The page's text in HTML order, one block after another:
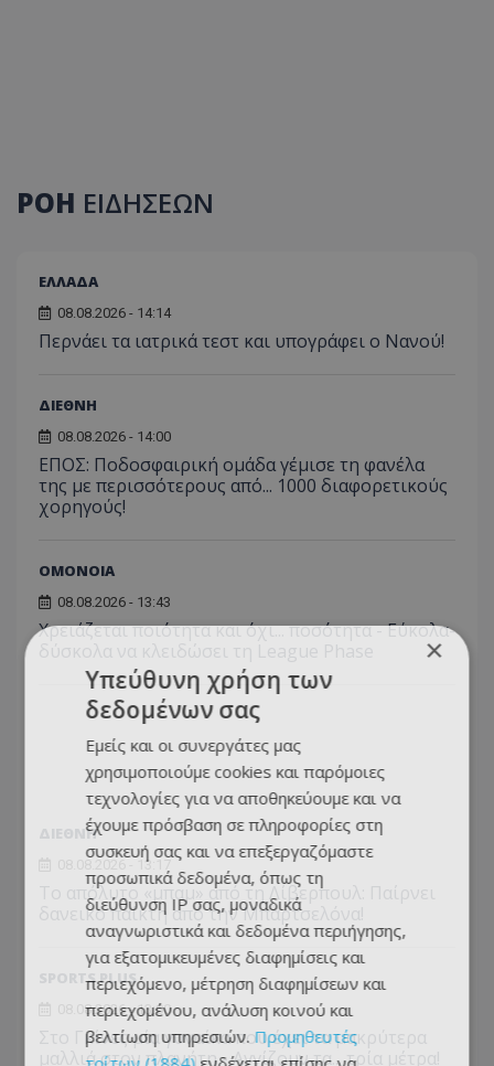
ΡΟΗ ΕΙΔΗΣΕΩΝ
ΕΛΛΑΔΑ
08.08.2026 - 14:14
Περνάει τα ιατρικά τεστ και υπογράφει ο Νανού!
ΔΙΕΘΝΗ
08.08.2026 - 14:00
ΕΠΟΣ: Ποδοσφαιρική ομάδα γέμισε τη φανέλα
της με περισσότερους από... 1000 διαφορετικούς
χορηγούς!
ΟΜΟΝΟΙΑ
08.08.2026 - 13:43
Χρειάζεται ποιότητα και όχι... ποσότητα - Εύκολα-
ΔΙΕΘΝΗ
08.08.2026 - 13:17
Το απόλυτο «μπαμ» από τη Λίβερπουλ: Παίρνει
δανεικό παίκτη από την Μπαρτσελόνα!
SPORTS PLUS
08.08.2026 - 13:00
Στο Γκίνες μία γυναίκα που έχει τα μακρύτερα
μαλλιά στον πλανήτη - Αγγίζουν τα... τρία μέτρα!
×
Υπεύθυνη χρήση των
δεδομένων σας
Εμείς και οι συνεργάτες μας
χρησιμοποιούμε cookies και παρόμοιες
τεχνολογίες για να αποθηκεύουμε και να
έχουμε πρόσβαση σε πληροφορίες στη
συσκευή σας και να επεξεργαζόμαστε
προσωπικά δεδομένα, όπως τη
διεύθυνση IP σας, μοναδικά
αναγνωριστικά και δεδομένα περιήγησης,
για εξατομικευμένες διαφημίσεις και
περιεχόμενο, μέτρηση διαφημίσεων και
περιεχομένου, ανάλυση κοινού και
βελτίωση υπηρεσιών. Προμηθευτές